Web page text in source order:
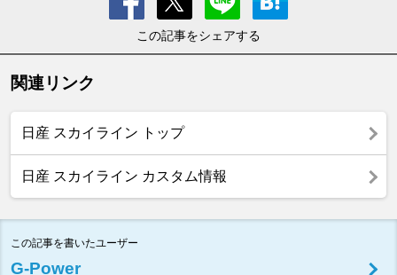
この記事をシェアする
関連リンク
日産 スカイライン トップ
日産 スカイライン カスタム情報
この記事を書いたユーザー
G-Power